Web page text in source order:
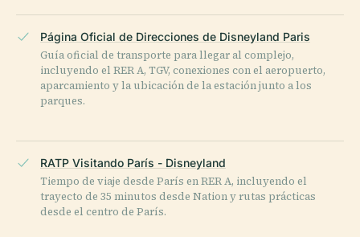
Página Oficial de Direcciones de Disneyland Paris
Guía oficial de transporte para llegar al complejo,
incluyendo el RER A, TGV, conexiones con el aeropuerto,
aparcamiento y la ubicación de la estación junto a los
parques.
RATP Visitando París - Disneyland
Tiempo de viaje desde París en RER A, incluyendo el
trayecto de 35 minutos desde Nation y rutas prácticas
desde el centro de París.